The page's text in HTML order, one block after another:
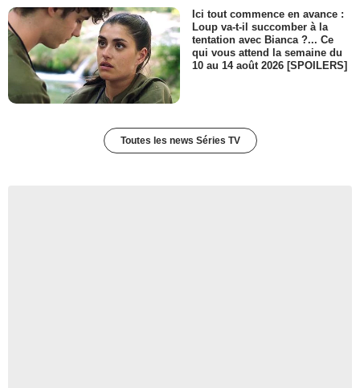
Ici tout commence en avance :
Loup va-t-il succomber à la
tentation avec Bianca ?... Ce
qui vous attend la semaine du
10 au 14 août 2026 [SPOILERS]
Toutes les news Séries TV